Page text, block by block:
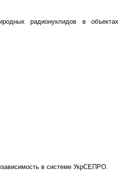
радионуклидов в объектах
в системе УкрСЕПРО.